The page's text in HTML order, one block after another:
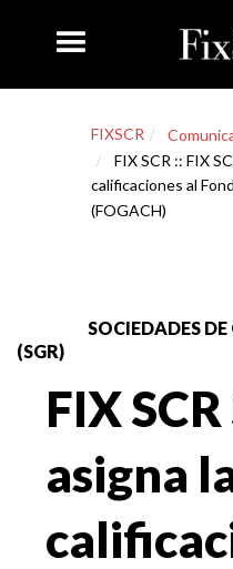
FIXSCR
FIX SCR :: FIX
calificaciones al
(FOGACH)
SOCIEDADES
(SGR)
FIX SCR
asigna